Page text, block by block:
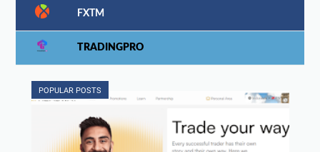
FXTM
TRADINGPRO
POPULAR POSTS